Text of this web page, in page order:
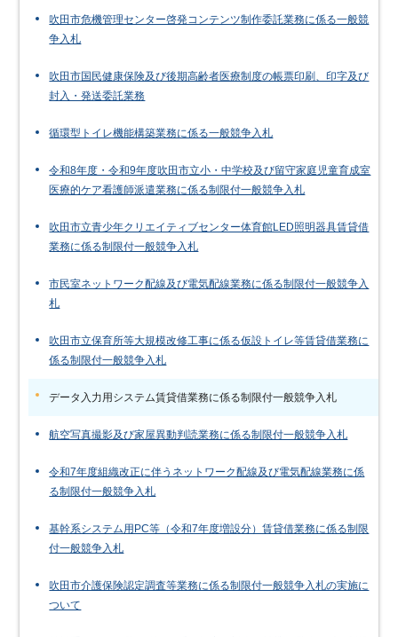
吹田市危機管理センター啓発コンテンツ制作委託業務に係る一般競
争入札
吹田市国民健康保険及び後期高齢者医療制度の帳票印刷、印字及び
封入・発送委託業務
循環型トイレ機能構築業務に係る一般競争入札
令和8年度・令和9年度吹田市立小・中学校及び留守家庭児童育成室
医療的ケア看護師派遣業務に係る制限付一般競争入札
吹田市立青少年クリエイティブセンター体育館LED照明器具賃貸借
業務に係る制限付一般競争入札
市民室ネットワーク配線及び電気配線業務に係る制限付一般競争入
札
吹田市立保育所等大規模改修工事に係る仮設トイレ等賃貸借業務に
係る制限付一般競争入札
データ入力用システム賃貸借業務に係る制限付一般競争入札
航空写真撮影及び家屋異動判読業務に係る制限付一般競争入札
令和7年度組織改正に伴うネットワーク配線及び電気配線業務に係
る制限付一般競争入札
基幹系システム用PC等（令和7年度増設分）賃貸借業務に係る制限
付一般競争入札
吹田市介護保険認定調査等業務に係る制限付一般競争入札の実施に
ついて